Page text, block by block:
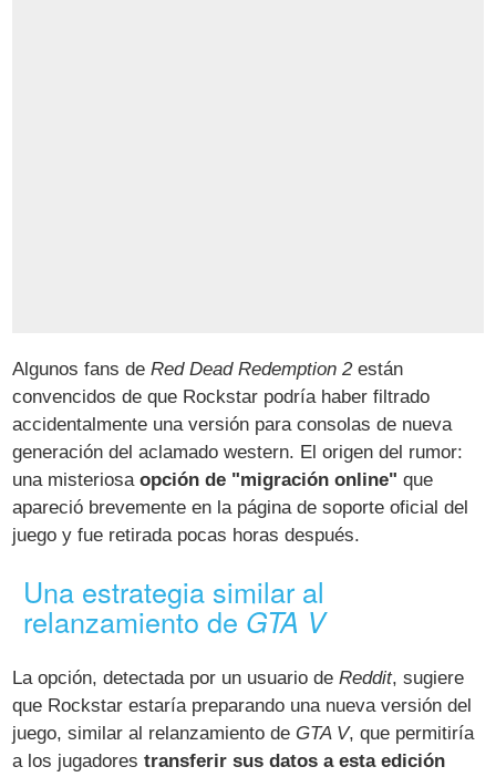
Algunos fans deRed Dead Redemption 2están
convencidos de que Rockstar podría haber filtrado
accidentalmente una versión para consolas de nueva
generación del aclamado western. El origen del rumor:
una misteriosaopción de "migración online" que
apareció brevemente en la página de soporte oficial del
juego y fue retirada pocas horas después.
Una estrategia similar al
relanzamiento de GTA V
La opción, detectada por un usuario deReddit, sugiere
que Rockstar estaría preparando una nueva versión del
juego, similar al relanzamiento deGTA V, que permitiría
a los jugadorestransferir sus datos a esta edición